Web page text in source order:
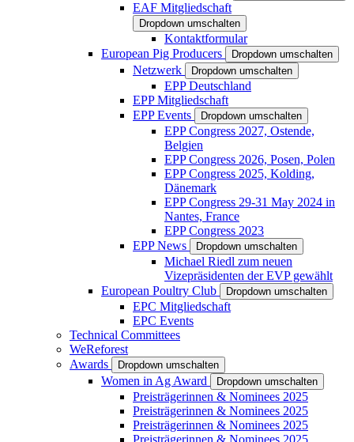
EAF Mitgliedschaft
Dropdown umschalten
Kontaktformular
European Pig Producers
Dropdown umschalten
Netzwerk Dropdown umschalten
EPP Deutschland
EPP Mitgliedschaft
EPP Events
Dropdown umschalten
EPP Congress 2027, Ostende,
Belgien
EPP Congress 2026, Posen, Polen
EPP Congress 2025, Kolding,
Dänemark
EPP Congress 29-31 May 2024 in
Nantes, France
EPP Congress 2023
EPP News
Dropdown umschalten
Michael Riedl zum neuen
Vizepräsidenten der EVP gewählt
European Poultry Club
Dropdown umschalten
EPC Mitgliedschaft
EPC Events
Technical Committees
WeReforest
Awards
Dropdown umschalten
Women in Ag Award Dropdown umschalten
Preisträgerinnen & Nominees 2025
Preisträgerinnen & Nominees 2025
Preisträgerinnen & Nominees 2025